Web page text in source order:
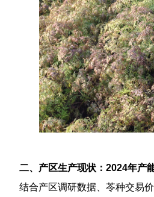
二、产区生产现状：2024年产
结合产区调研数据、苓种交易